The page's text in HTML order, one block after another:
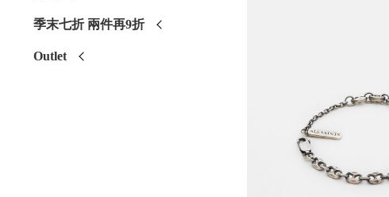
季末七折 兩件再9折
Outlet